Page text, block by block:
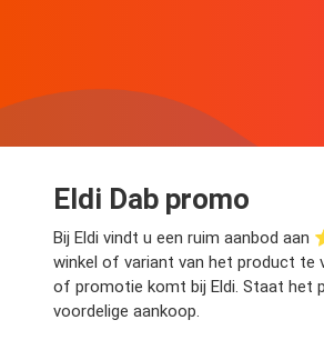
Eldi Dab promo
Bij Eldi vindt u een ruim aanbod aan
winkel of variant van het product te
of promotie komt bij Eldi. Staat het
voordelige aankoop.